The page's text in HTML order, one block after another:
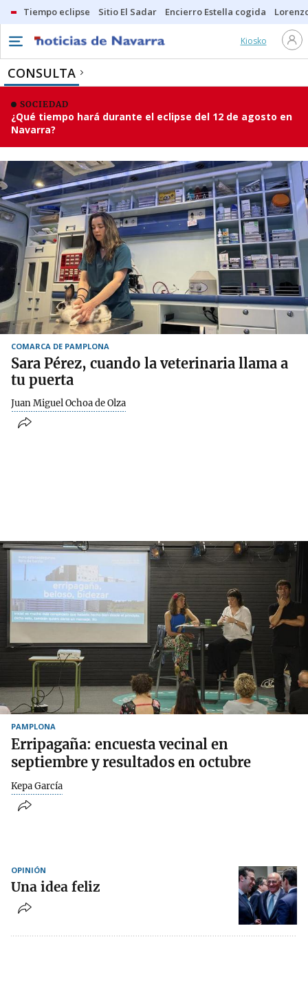
Tiempo eclipse Sitio El Sadar Encierro Estella cogida
Kiosko
CONSULTA
SOCIEDAD
¿Qué tiempo hará durante el eclipse del 12 de agosto en
Navarra?
COMARCA DE PAMPLONA
Sara Pérez, cuando la veterinaria llama a
tu puerta
Juan Miguel Ochoa de Olza
PAMPLONA
Erripagaña: encuesta vecinal en
septiembre y resultados en octubre
Kepa García
OPINIÓN
Una idea feliz